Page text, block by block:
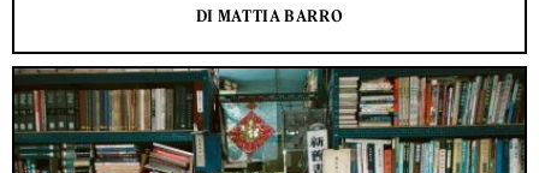
DI MATTIA BARRO